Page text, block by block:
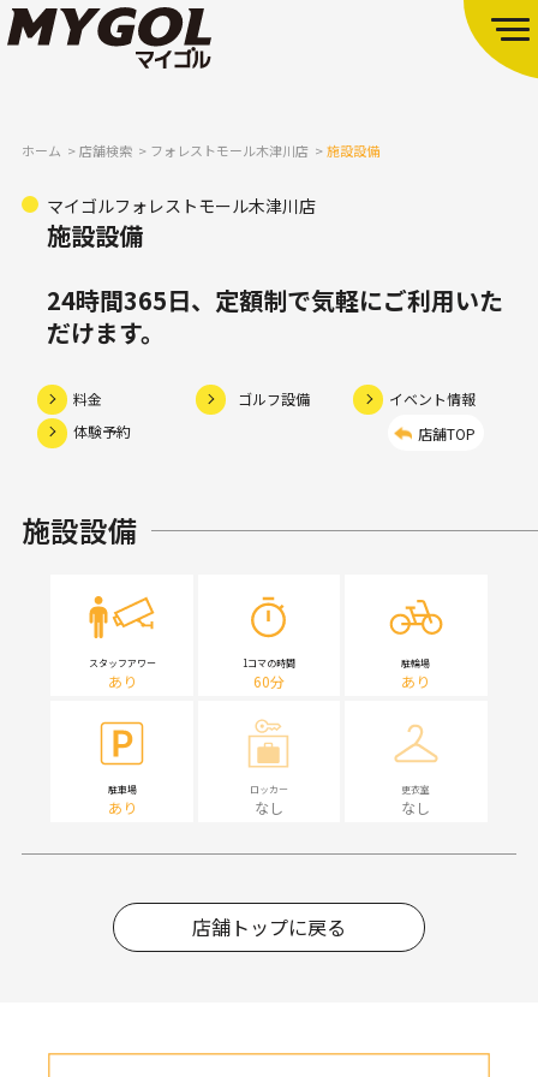
ホーム 店舗検索 フォレストモール木津川店 施設設備
マイゴルフォレストモール木津川店
施設設備
24時間365日、定額制で気軽にご利用いた
だけます。
料金 ゴルフ設備
イベント情報
体験予約
店舗TOP
施設設備
スタッフアワー
あり
1コマの時間
60分
駐輪場
あり
駐車場
あり
ロッカー
なし
更衣室
なし
店舗トップに戻る